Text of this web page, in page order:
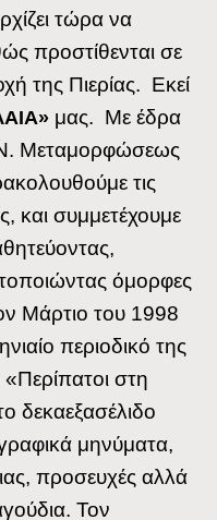
τώρα να
προστίθενται σε
της Πιερίας. Εκεί
μας. Με έδρα
Μεταμορφώσεως
τις
και συμμετέχουμε
όμορφες
Μάρτιο του 1998
περιοδικό της
στη
δεκαεξασέλιδο
μηνύματα,
προσευχές αλλά
Τον